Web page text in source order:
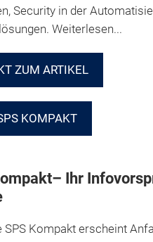
Security in der
Weiterlesen...
ZUM ARTIKEL
KOMPAKT
Ihr
SPS Kompakt erscheint